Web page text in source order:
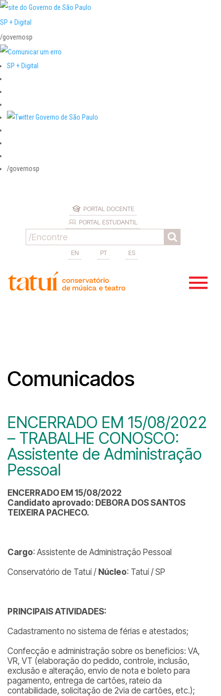
SP + Digital
/governosp
SP + Digital
/governosp
PORTAL DOCENTE
PORTAL ESTUDANTIL
EN PT ES
Comunicados
ENCERRADO EM 15/08/2022
– TRABALHE CONOSCO:
Assistente de Administração
Pessoal
ENCERRADO EM 15/08/2022
Candidato aprovado: DEBORA DOS SANTOS
TEIXEIRA PACHECO.
Cargo: Assistente de Administração Pessoal
Conservatório de Tatuí / Núcleo: Tatuí / SP
PRINCIPAIS ATIVIDADES:
Cadastramento no sistema de férias e atestados;
Confecção e administração sobre os benefícios: VA,
VR, VT (elaboração do pedido, controle, inclusão,
exclusão e alteração, envio de nota e boleto para
pagamento, entrega de cartões, rateio da
contabilidade, solicitação de 2via de cartões, etc.);